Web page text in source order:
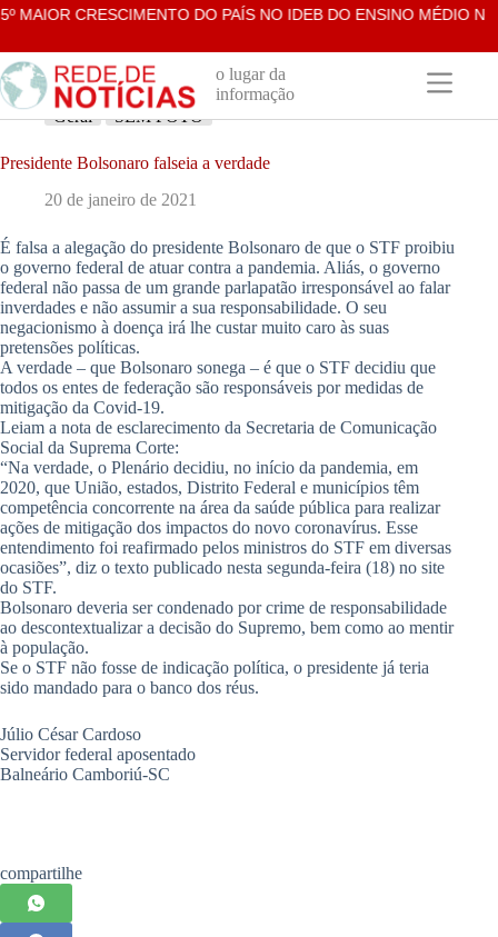
Pular
o
conteúdo
CRESCIMENTO DO PAÍS NO IDEB DO ENSINO MÉDIO NA
o lugar da
informação
Geral
SEM FOTO
Presidente Bolsonaro falseia a verdade
20 de janeiro de 2021
É falsa a alegação do presidente Bolsonaro de que o STF proibiu
o governo federal de atuar contra a pandemia. Aliás, o governo
federal não passa de um grande parlapatão irresponsável ao falar
inverdades e não assumir a sua responsabilidade. O seu
negacionismo à doença irá lhe custar muito caro às suas
pretensões políticas.
A verdade – que Bolsonaro sonega – é que o STF decidiu que
todos os entes de federação são responsáveis por medidas de
mitigação da Covid-19.
Leiam a nota de esclarecimento da Secretaria de Comunicação
Social da Suprema Corte:
“Na verdade, o Plenário decidiu, no início da pandemia, em
2020, que União, estados, Distrito Federal e municípios têm
competência concorrente na área da saúde pública para realizar
ações de mitigação dos impactos do novo coronavírus. Esse
entendimento foi reafirmado pelos ministros do STF em diversas
ocasiões”, diz o texto publicado nesta segunda-feira (18) no site
do STF.
Bolsonaro deveria ser condenado por crime de responsabilidade
ao descontextualizar a decisão do Supremo, bem como ao mentir
à população.
Se o STF não fosse de indicação política, o presidente já teria
sido mandado para o banco dos réus.
Júlio César Cardoso
Servidor federal aposentado
Balneário Camboriú-SC
compartilhe